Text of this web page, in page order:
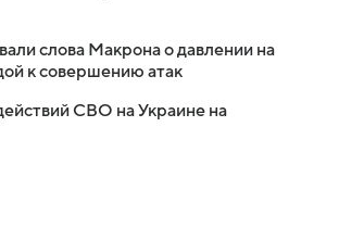
слова Макрона о давлении на
к совершению атак
СВО на Украине на